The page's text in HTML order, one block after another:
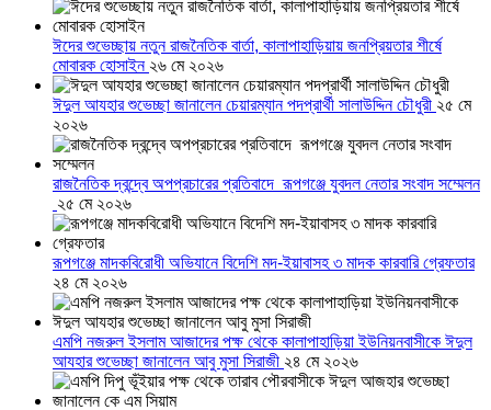
ঈদের শুভেচ্ছায় নতুন রাজনৈতিক বার্তা, কালাপাহাড়িয়ায় জনপ্রিয়তার শীর্ষে
মোবারক হোসাইন ২৬ মে ২০২৬
ঈদুল আযহার শুভেচ্ছা জানালেন চেয়ারম্যান পদপ্রার্থী সালাউদ্দিন চৌধুরী ২৫ মে
২০২৬
রাজনৈতিক দ্বন্দ্বে অপপ্রচারের প্রতিবাদে ‎রূপগঞ্জে যুবদল নেতার সংবাদ সম্মেলন
২৫ মে ২০২৬
রূপগঞ্জে মাদকবিরোধী অভিযানে বিদেশি মদ-ইয়াবাসহ ৩ মাদক কারবারি গ্রেফতার
২৪ মে ২০২৬
এমপি নজরুল ইসলাম আজাদের পক্ষ থেকে কালাপাহাড়িয়া ইউনিয়নবাসীকে ঈদুল
আযহার শুভেচ্ছা জানালেন আবু মুসা সিরাজী ২৪ মে ২০২৬